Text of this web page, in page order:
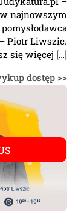
najnowszym
Piotr Liwszic.
się więcej […]
dostęp >>